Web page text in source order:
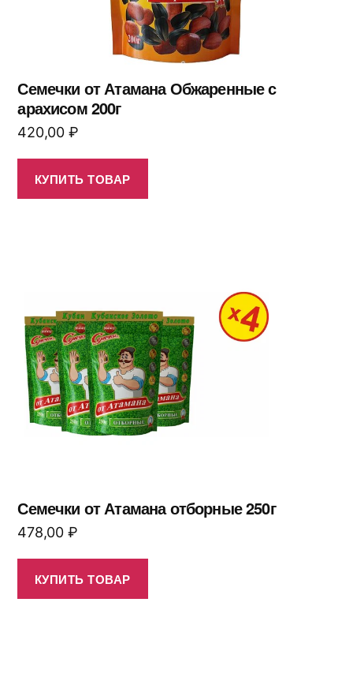
Семечки от Атамана Обжаренные с
арахисом 200г
420,00 ₽
КУПИТЬ ТОВАР
Семечки от Атамана отборные 250г
478,00 ₽
КУПИТЬ ТОВАР